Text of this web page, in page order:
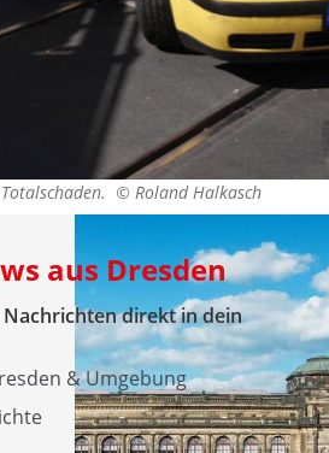
Totalschaden. © Roland Halkasch
aus Dresden
direkt in dein
& Umgebung